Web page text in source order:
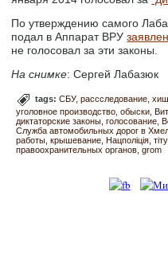
По утверждению самого
подал в Аппарат ВРУ
не голосовал за эти законы.
На снимке: Сергей Лабазюк
tags:СБУ рассследование
уголовное производство обыски
диктаторские законы голосование
Служба автомобильных дорог в
работы крышевание Нацполіція
правоохранительных органов grom